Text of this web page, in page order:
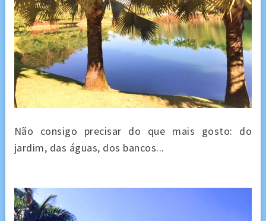
Não consigo precisar do que mais gosto: do
jardim, das águas, dos bancos...